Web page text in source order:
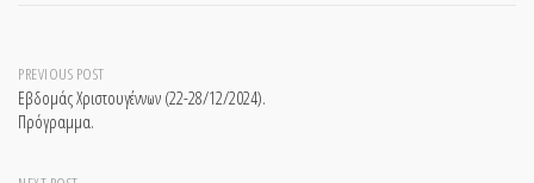
Post
navigation
PREVIOUS POST
Εβδομάς Χριστουγέννων (22-28/12/2024).
Πρόγραμμα.